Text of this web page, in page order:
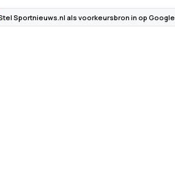
Sportnieuws.nl als voorkeursbron in op Google